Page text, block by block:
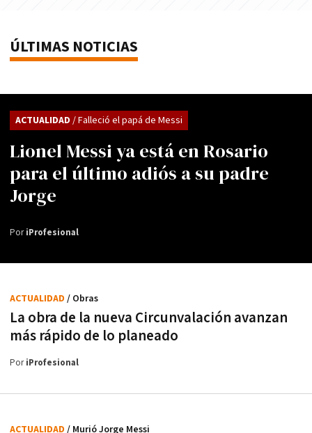
ÚLTIMAS NOTICIAS
Lionel Messi ya está en Rosario
para el último adiós a su padre
Jorge
ACTUALIDAD / Falleció el papá de Messi
PoriProfesional
La obra de la nueva Circunvalación avanzan
más rápido de lo planeado
ACTUALIDAD / Obras
PoriProfesional
ACTUALIDAD / Murió Jorge Messi